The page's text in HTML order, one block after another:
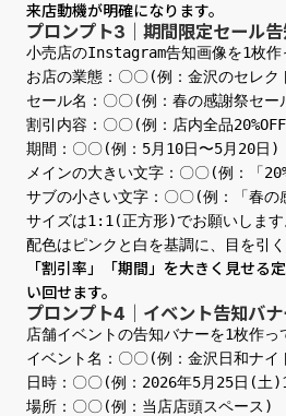
来店動機が明確になります。
プロンプト3｜期間限定セール
小売店のInstagram告知画像を1枚作
お店の業態：〇〇(例：金沢のセレク
セール名：〇〇(例：春の感謝祭セー
割引内容：〇〇(例：店内全品
期間：〇〇(例：5月10日〜5月20日)
メインの大きい文字：〇〇(例：「
サブの小さい文字：〇〇(例：「春の
サイズは1:1(正方形)でお願いします
配色はピンクと白を基調に、目を引く
「割引率」「期間」を大きく見せる
い回せます。
プロンプト4｜イベント告知バ
店舗イベントの告知バナーを1枚作っ
イベント名：〇〇(例：金沢日和ナイ
日時：〇〇(例：2026年5月25日(
場所：〇〇(例：当店店頭スペース)